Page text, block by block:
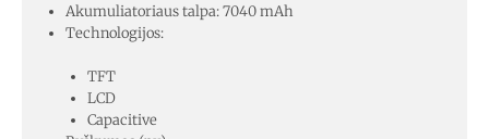
Akumuliatoriaus talpa: 7040 mAh
Technologijos:
TFT
LCD
Capacitive